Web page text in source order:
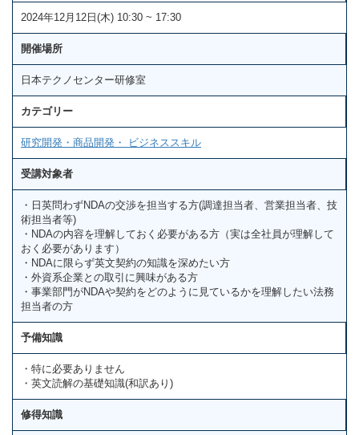
2024年12月12日(木) 10:30 ~ 17:30
開催場所
日本テクノセンター研修室
カテゴリー
研究開発・商品開発・ ビジネススキル
受講対象者
・日英問わずNDAの交渉を担当する方(調達担当者、営業担当者、技
術担当者等)
・NDAの内容を理解しておく必要がある方（実は全社員が理解して
おく必要があります）
・NDAに限らず英文契約の知識を深めたい方
・外資系企業との取引に興味がある方
・事業部門がNDAや契約をどのように見ているかを理解したい法務
担当者の方
予備知識
・特に必要ありません
・英文読解の基礎知識(和訳あり)
修得知識